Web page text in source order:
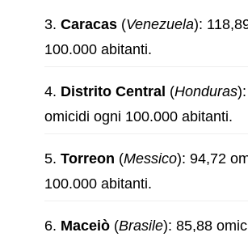
Caracas (Venezuela):
100.000 abitanti.
Distrito Central (Honduras
omicidi ogni 100.000 abitanti.
Torreon (Messico): 94,72
100.000 abitanti.
Maceiò (Brasile): 85,88